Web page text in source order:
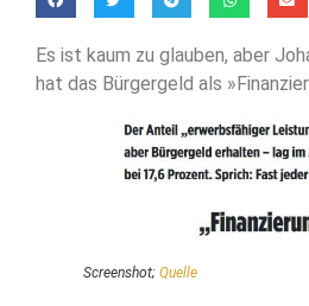
Es ist kaum zu glauben, aber
hat das Bürgergeld als
Screenshot; Quelle